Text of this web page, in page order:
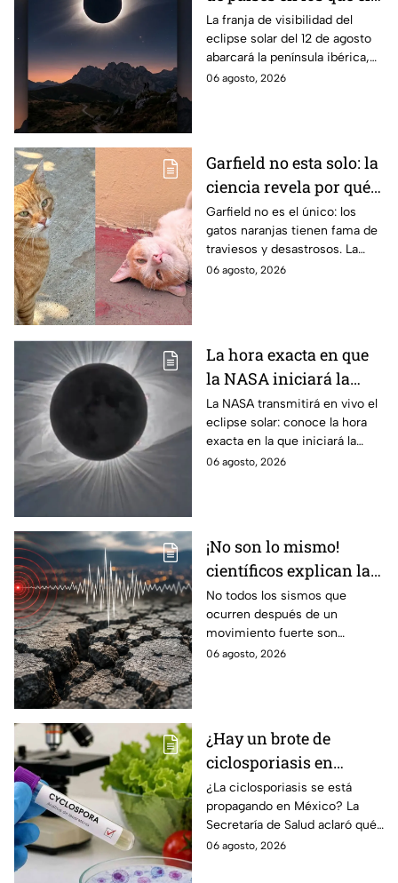
12 de agosto se verá el
eclipse solar total y en
los que será parcial
La franja de visibilidad del
eclipse solar del 12 de agosto
abarcará la península ibérica,
por lo que solo podrá
06 agosto, 2026
Garfield no esta solo: la
ciencia revela por qué
los gatos naranjas
tienen tanta fama de
hacer "desastres"
Garfield no es el único: los
gatos naranjas tienen fama de
traviesos y desastrosos. La
ciencia explica qué hay detrás
06 agosto, 2026
La hora exacta en que
la NASA iniciará la
transmisión en vivo
del eclipse solar
La NASA transmitirá en vivo el
eclipse solar: conoce la hora
exacta en la que iniciará la
cobertura para no perderte de
06 agosto, 2026
¡No son lo mismo!
científicos explican las
diferencias entre
enjambre sísmico y
réplicas
No todos los sismos que
ocurren después de un
movimiento fuerte son
réplicas. Científicos explican
06 agosto, 2026
¿Hay un brote de
ciclosporiasis en
México? Salud rompe
el silencio tras 33 casos
detectados
¿La ciclosporiasis se está
propagando en México? La
Secretaría de Salud aclaró qué
ocurre tras la detección de 33
06 agosto, 2026